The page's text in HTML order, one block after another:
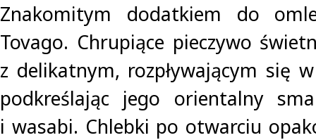
Znakomitym dodatkiem do
Tovago. Chrupiące pieczywo
z delikatnym, rozpływającym się
podkreślając jego orientalny
i wasabi. Chlebki po otwarciu